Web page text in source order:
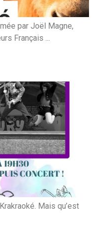
par Joël Magne,
Français ...
Mais qu’est